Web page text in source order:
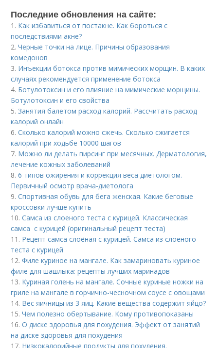
Последние обновления на сайте:
1. Как избавиться от постакне. Как бороться с
последствиями акне?
2.Черные точки на лице. Причины образования
комедонов
3. Инъекции ботокса против мимических морщин. В каких
случаях рекомендуется применение ботокса
4. Ботулотоксин и его влияние на мимические морщины.
Ботулотоксин и его свойства
5.Занятия балетом расход калорий. Рассчитать расход
калорий онлайн
6.Сколько калорий можно сжечь. Сколько сжигается
калорий при ходьбе 10000 шагов
7. Можно ли делать пирсинг при месячных. Дерматология,
лечение кожных заболеваний
8.6 типов ожирения и коррекция веса диетологом.
Первичный осмотр врача-диетолога
9.Спортивная обувь для бега женская. Какие беговые
кроссовки лучше купить
10.Самса из слоеного теста с курицей. Классическая
самса с курицей (оригинальный рецепт теста)
11. Рецепт самса слоёная с курицей. Самса из слоеного
теста с курицей
12.Филе куриное на мангале. Как замариновать куриное
филе для шашлыка: рецепты лучших маринадов
13. Куриная голень на мангале. Сочные куриные ножки на
гриле на мангале в горчично-чесночном соусе с овощами
14. Вес яичницы из 3 яиц. Какие вещества содержит яйцо?
15.Чем полезно обертывание. Кому противопоказаны
16.О диске здоровья для похудения. Эффект от занятий
на диске здоровья для похудения
17. Низкокалорийные продукты для похудения.